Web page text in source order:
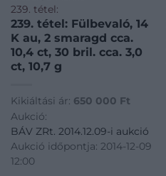
239. tétel:
239. tétel: Fülbevaló, 14
K au, 2 smaragd cca.
10,4 ct, 30 bril. cca. 3,0
ct, 10,7 g
Kikiáltási ár: 650 000 Ft
Aukció:
BÁV ZRt. 2014.12.09-i aukció
Aukció időpontja: 2014-12-09
12:00